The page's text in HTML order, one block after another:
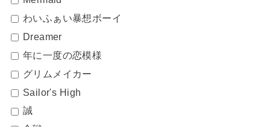
わいふぁい暴想ボーイ
Dreamer
年に一度の恋模様
グリムメイカー
Sailor's High
誠